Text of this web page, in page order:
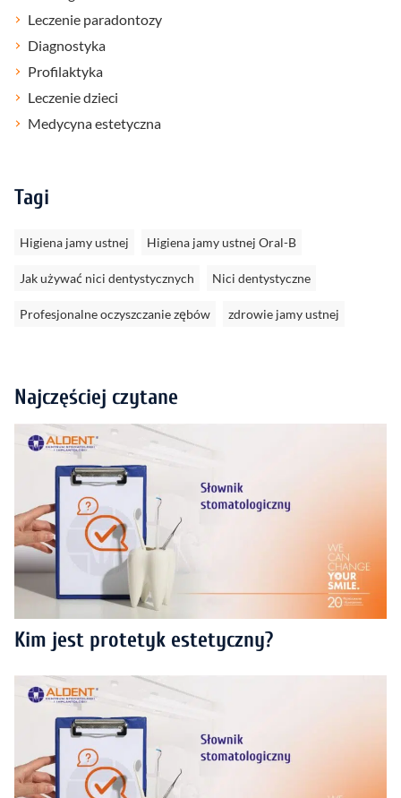
Leczenie paradontozy
Diagnostyka
Profilaktyka
Leczenie dzieci
Medycyna estetyczna
Tagi
Higiena jamy ustnej Higiena jamy ustnej Oral-B
Jak używać nici dentystycznych Nici dentystyczne
Profesjonalne oczyszczanie zębów zdrowie jamy ustnej
Najczęściej czytane
Kim jest protetyk estetyczny?